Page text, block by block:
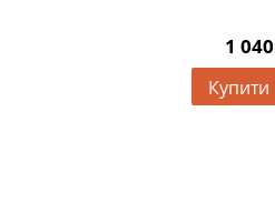
1 040грн
Купити